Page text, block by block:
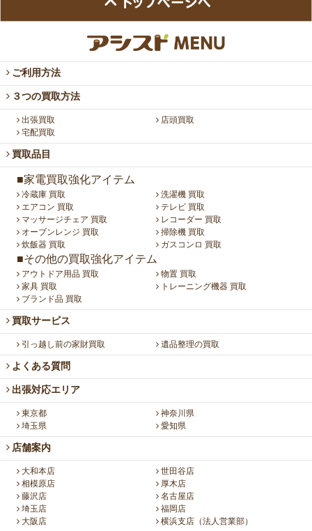
ご利用方法
３つの買取方法
出張買取
店頭買取
宅配買取
買取品目
■家電買取強化アイテム
冷蔵庫 買取
洗濯機 買取
エアコン 買取
テレビ 買取
マッサージチェア 買取
レコーダー 買取
オーブンレンジ 買取
掃除機 買取
炊飯器 買取
ガスコンロ 買取
■その他の買取強化アイテム
アウトドア用品 買取
物置 買取
家具 買取
トレーニング機器 買取
ブランド品 買取
買取サービス
引っ越し前の家財買取 遺品整理の買取
よくある質問
出張対応エリア
東京都
神奈川県
埼玉県
愛知県
店舗案内
大和本店
世田谷店
相模原店
厚木店
藤沢店
名古屋店
埼玉店
福岡店
大阪店
横浜支店（法人営業部）